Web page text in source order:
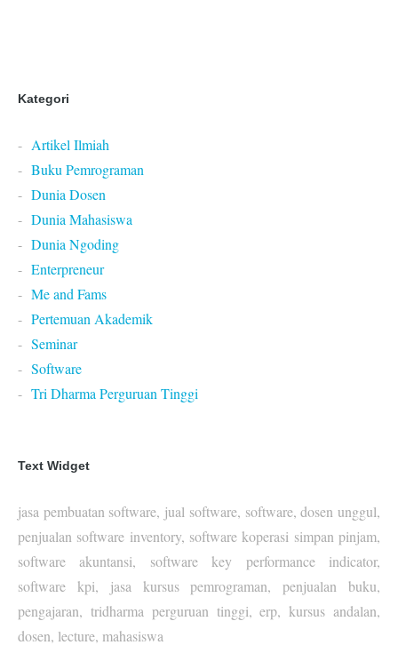
Kategori
Artikel Ilmiah
Buku Pemrograman
Dunia Dosen
Dunia Mahasiswa
Dunia Ngoding
Enterpreneur
Me and Fams
Pertemuan Akademik
Seminar
Software
Tri Dharma Perguruan Tinggi
Text Widget
jasa pembuatan software, jual software, software, dosen unggul,
penjualan software inventory, software koperasi simpan pinjam,
software akuntansi, software key performance indicator,
software kpi, jasa kursus pemrograman, penjualan buku,
pengajaran, tridharma perguruan tinggi, erp, kursus andalan,
dosen, lecture, mahasiswa